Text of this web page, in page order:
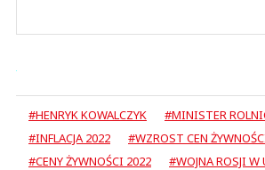
#HENRYK KOWALCZYK
#MINISTER
#INFLACJA 2022
#WZROST CEN
#CENY ŻYWNOŚCI 2022
#WOJNA ROSJI W